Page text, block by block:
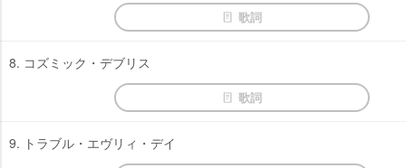
歌詞
8. コズミック・デブリス
歌詞
9. トラブル・エヴリィ・デイ